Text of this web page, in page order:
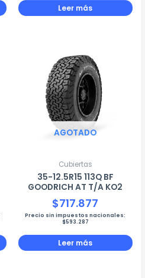
Leer más
AGOTADO
Cubiertas
35-12.5R15 113Q BF
GOODRICH AT T/A KO2
$717.877
Precio sin impuestos nacionales:
$593.287
Leer más